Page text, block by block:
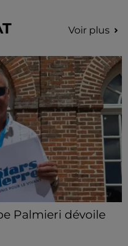
Voir plus
Palmieri dévoile